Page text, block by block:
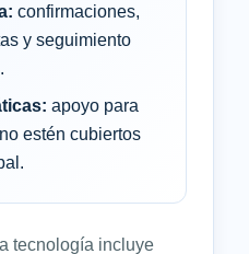
confirmaciones,
y seguimiento
apoyo para
estén cubiertos
tecnología incluye